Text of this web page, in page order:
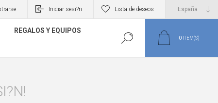
Iniciar sesi?n Lista de deseos
REGALOS Y EQUIPOS
0 ITEM(S)